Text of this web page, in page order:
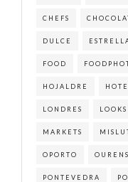
CHEFS
DULCE
FOOD
HOJALDRE
LONDRES LOOKS
MARKETS
OPORTO
PONTEVEDRA